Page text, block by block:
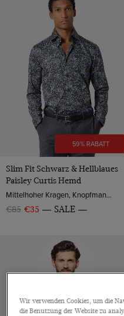
59% RABATT
Slim Fit Schwarz & Hellblaues
Paisley Curtis Hemd
Mittelhoher Kragen, Knopfmanschette, Baumwollsatin
€85 €35 SALE
Wir verwenden Cookies, um die
die Benutzung der Website zu